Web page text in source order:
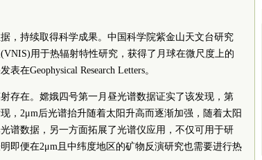
，持续取得科学成果。中国 科学院紫金山天文台研究
用于热辐射特性研究，获得了月球在微尺度上的
在Geophysical Research Letters。
存在。嫦娥四号第一月昼光谱数据证实了该发现，第
，2μm后光谱抬升随着太阳升高而逐渐加强，随着太阳
谱数据，另一方面拓展了光谱仪应用，不仅可用于研
即便在2μm且中纬度地区的矿物反演研究也需要进行热